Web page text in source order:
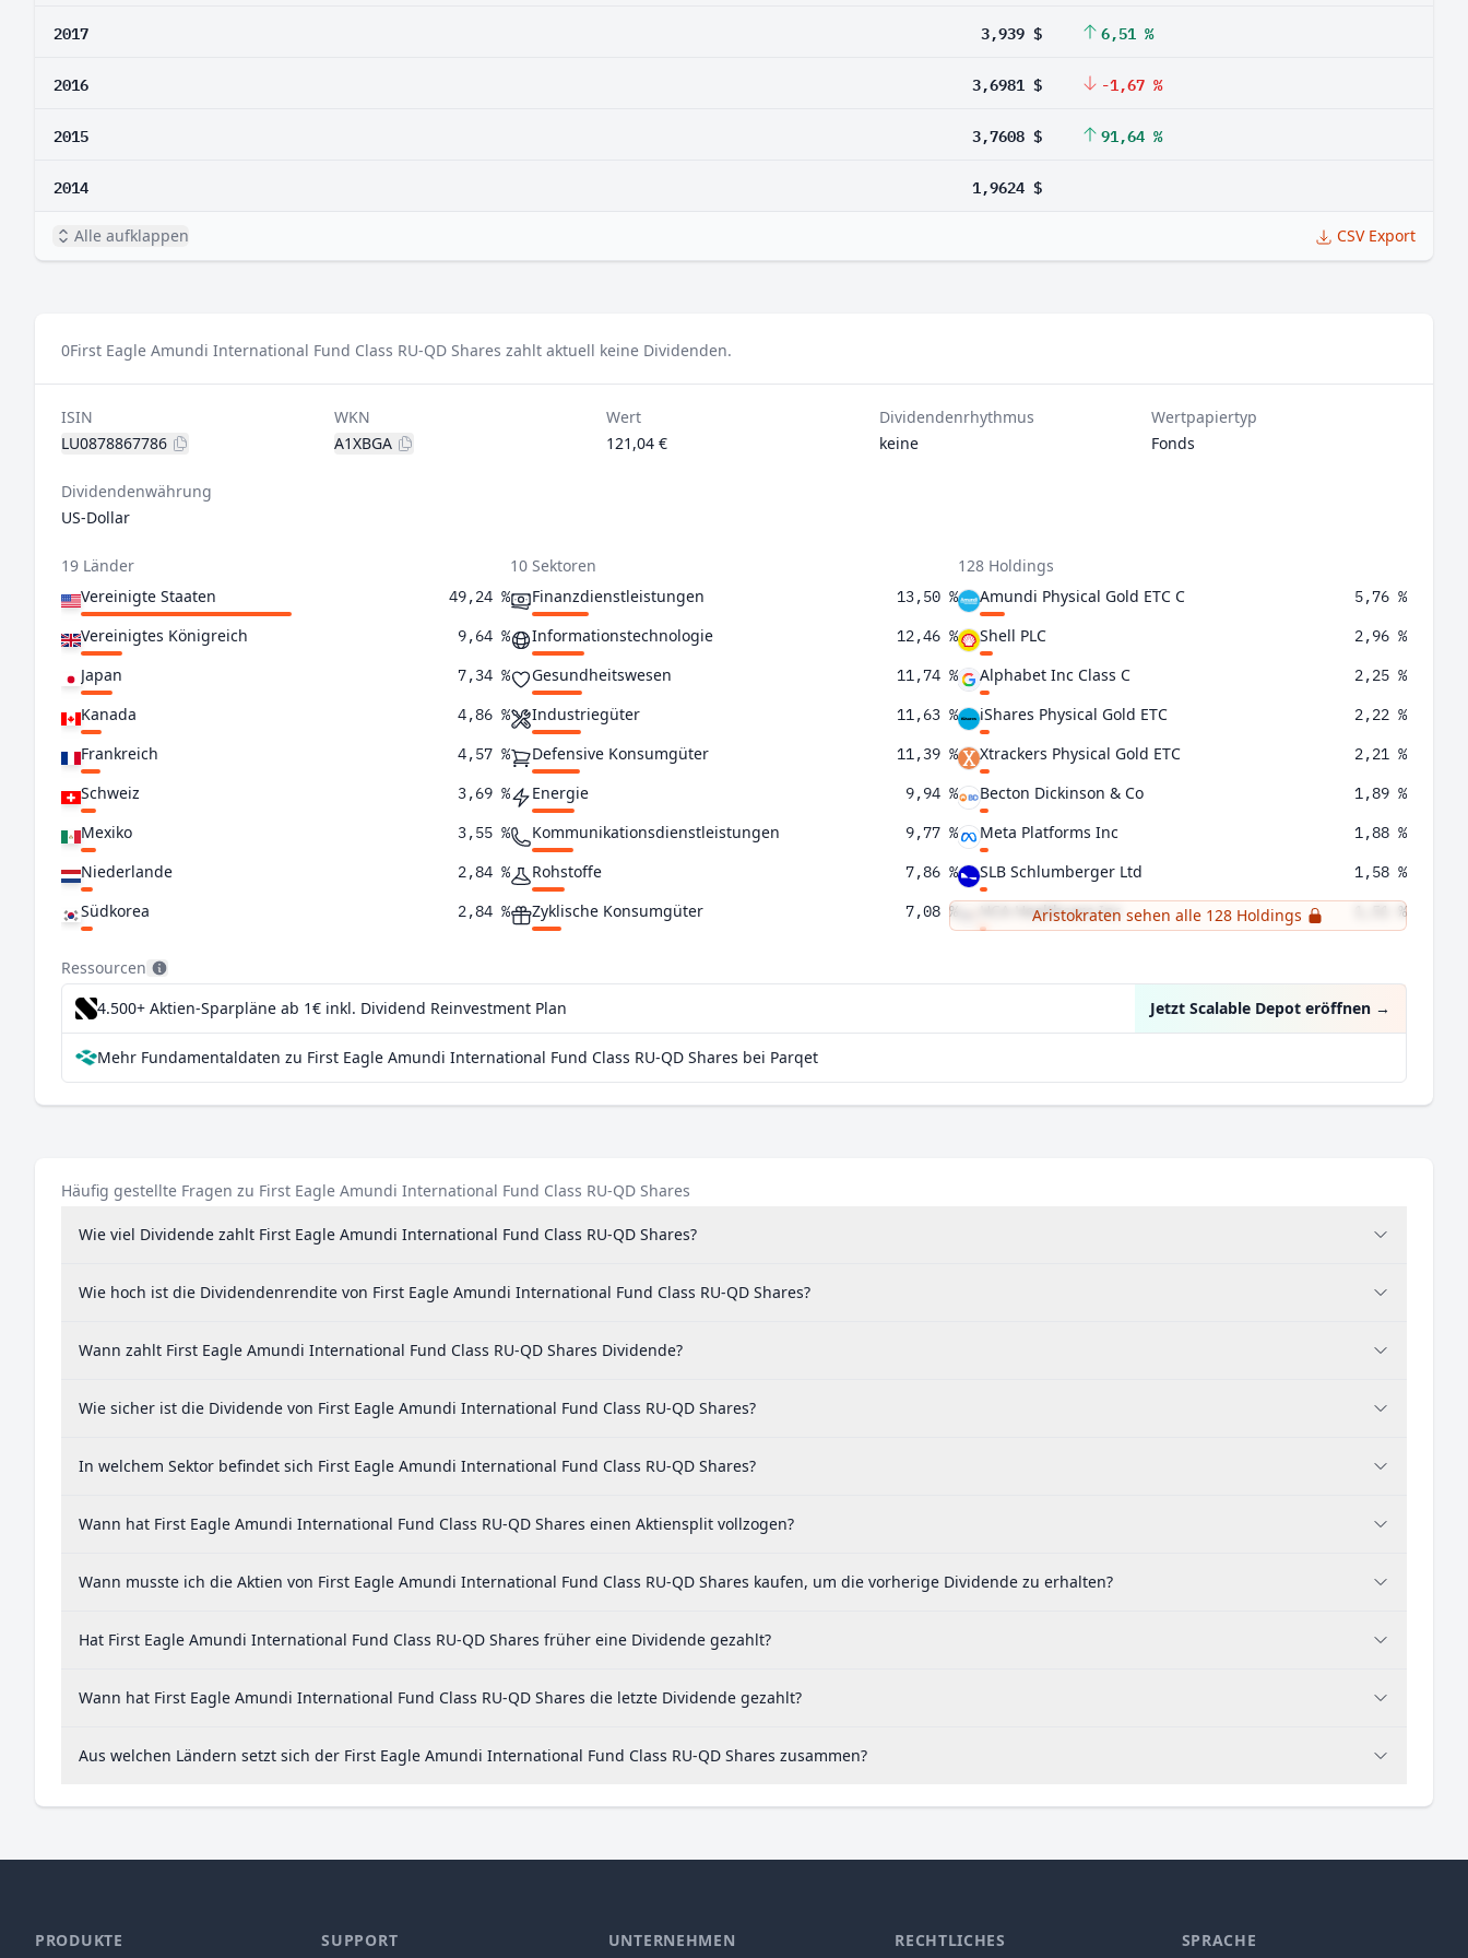
2017 3,939 $ 6,51 %
2016 3,6981 $ -1,67 %
2015 3,7608 $ 91,64 %
2014 1,9624 $
Alle aufklappen CSV Export
0First Eagle Amundi International Fund Class RU-QD Shares zahlt aktuell keine Dividenden.
ISIN
LU0878867786
WKN
A1XBGA
Wert
121,04 €
Dividendenrhythmus
keine
Wertpapiertyp
Fonds
Dividendenwährung
US-Dollar
19 Länder
Vereinigte Staaten
49,24 %
Vereinigtes Königreich 9,64 %
Japan 7,34 %
Kanada 4,86 %
Frankreich 4,57 %
Schweiz 3,69 %
Mexiko 3,55 %
Niederlande 2,84 %
Südkorea 2,84 %
Brasilien 1,80 %
Sonderverwaltungsregion Hongkong 1,52 %
Singapur 1,29 %
Schweden 1,24 %
Belgien 0,86 %
China 0,85 %
Thailand 0,34 %
10 Sektoren
Finanzdienstleistungen
13,50 %
Informationstechnologie 12,46 %
Gesundheitswesen 11,74 %
Industriegüter 11,63 %
Defensive Konsumgüter 11,39 %
Energie 9,94 %
Kommunikationsdienstleistungen 9,77 %
Rohstoffe 7,86 %
Zyklische Konsumgüter 7,08 %
128 Holdings
Amundi Physical Gold ETC C
5,76 %
Shell PLC 2,96 %
Alphabet Inc Class C 2,25 %
iShares Physical Gold ETC 2,22 %
Xtrackers Physical Gold ETC 2,21 %
Becton Dickinson & Co 1,89 %
Meta Platforms Inc 1,88 %
SLB Schlumberger Ltd 1,58 %
HCA Healthcare Inc 1,51 %
Aristokraten sehen alle 128 Holdings
Ressourcen
4.500+ Aktien-Sparpläne ab 1€ inkl. Dividend Reinvestment Plan Jetzt Scalable Depot eröffnen →
Mehr Fundamentaldaten zu First Eagle Amundi International Fund Class RU-QD Shares bei Parqet
Häufig gestellte Fragen zu First Eagle Amundi International Fund Class RU-QD Shares
Wie viel Dividende zahlt First Eagle Amundi International Fund Class RU-QD Shares?
Wie hoch ist die Dividendenrendite von First Eagle Amundi International Fund Class RU-QD Shares?
Wann zahlt First Eagle Amundi International Fund Class RU-QD Shares Dividende?
Wie sicher ist die Dividende von First Eagle Amundi International Fund Class RU-QD Shares?
In welchem Sektor befindet sich First Eagle Amundi International Fund Class RU-QD Shares?
Wann hat First Eagle Amundi International Fund Class RU-QD Shares einen Aktiensplit vollzogen?
Wann musste ich die Aktien von First Eagle Amundi International Fund Class RU-QD Shares kaufen, um die vorherige Dividende zu erhalten?
Hat First Eagle Amundi International Fund Class RU-QD Shares früher eine Dividende gezahlt?
Wann hat First Eagle Amundi International Fund Class RU-QD Shares die letzte Dividende gezahlt?
Aus welchen Ländern setzt sich der First Eagle Amundi International Fund Class RU-QD Shares zusammen?
PRODUKTE SUPPORT UNTERNEHMEN RECHTLICHES SPRACHE